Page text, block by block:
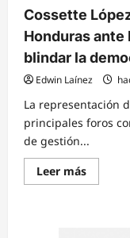
Cossette
Honduras ante
blindar la
Edwin Laínez
La representación
principales foros
de gestión...
Leer másRead
more